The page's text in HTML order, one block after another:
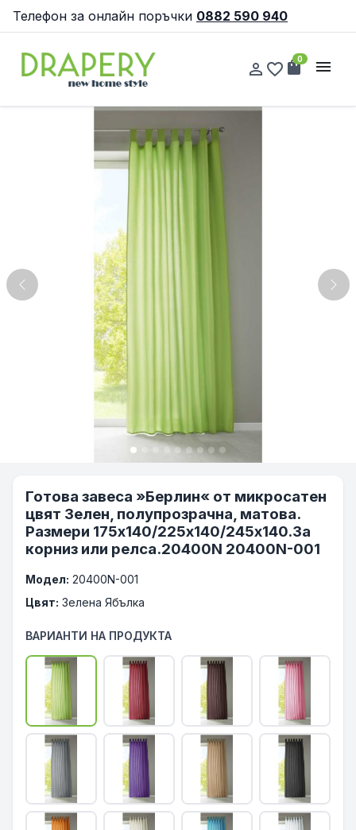
Телефон за онлайн поръчки 0882 590 940
person_outline favorite_border shopping_bag
0 menu
Previous
Готова завеса »Берлин« от микросатен
цвят Зелен, полупрозрачна, матова.
Размери 175х140/225х140/245х140.За
корниз или релса.20400N 20400N-001
Модел: 20400N-001
Цвят: Зелена Ябълка
ВАРИАНТИ НА ПРОДУКТА